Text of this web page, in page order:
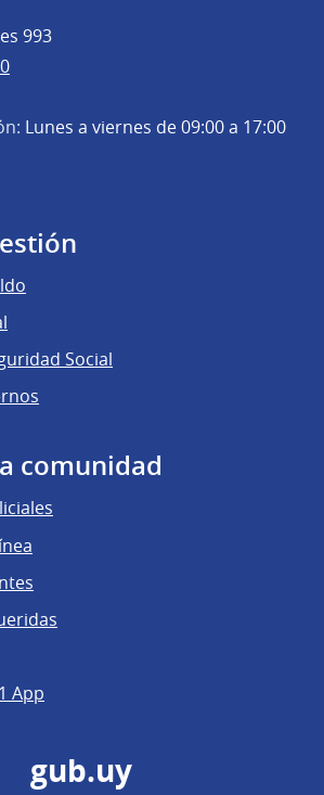
993
Lunes a viernes de 09:00 a 17:00
Social
comunidad
App
gub.uy